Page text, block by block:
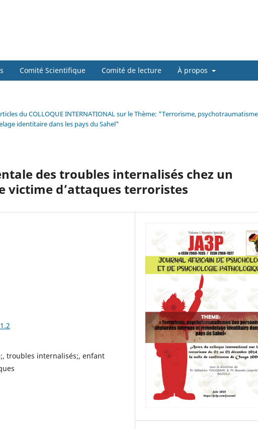
Comité Scientifique Comité de lecture À propos
du COLLOQUE INTERNATIONAL sur le Thème: "Terrorisme,
identitaire dans les pays du Sahel"
des troubles internalisés chez un
victime d’attaques terroristes
troubles internalisés;, enfant